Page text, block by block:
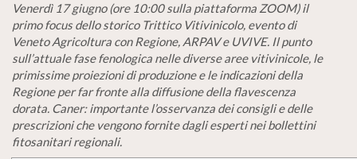
Venerdì 17 giugno (ore 10:00 sulla piattaforma ZOOM) il
primo focus dello storico Trittico Vitivinicolo, evento di
Veneto Agricoltura con Regione, ARPAV e UVIVE. Il punto
sull’attuale fase fenologica nelle diverse aree vitivinicole, le
primissime proiezioni di produzione e le indicazioni della
Regione per far fronte alla diffusione della flavescenza
dorata. Caner: importante l’osservanza dei consigli e delle
prescrizioni che vengono fornite dagli esperti nei bollettini
fitosanitari regionali.